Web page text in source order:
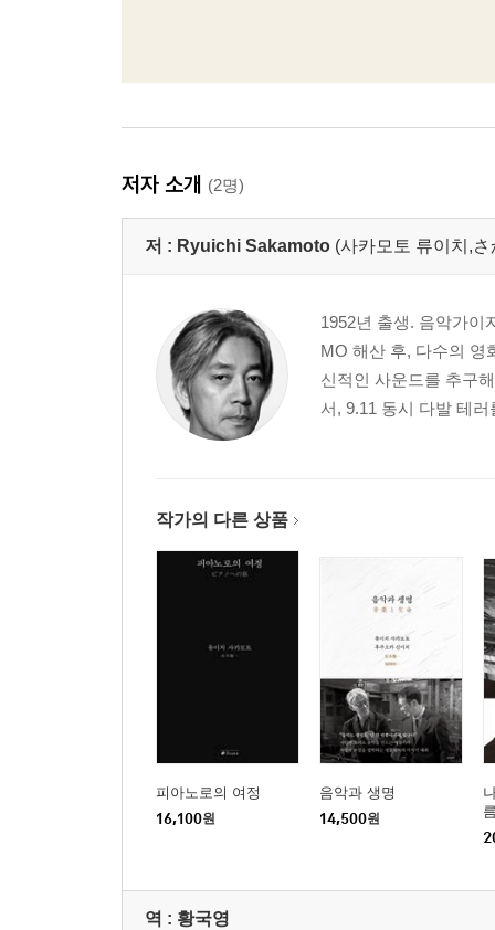
저자 소개 (2명)
저 : Ryuichi Sakamoto (사카모토 류이치,
1952년 출생. 음악가이
MO 해산 후, 다수의 영
신적인 사운드를 추구
서, 9.11 동시 다발 테
작가의 다른 상품
피아노로의 여정
16,100원
음악과 생명
14,500원
역 : 황국영